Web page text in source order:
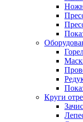
Круги